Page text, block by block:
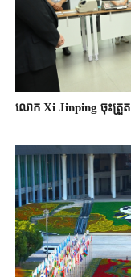
លោក Xi Jinping ចុះត្រួត